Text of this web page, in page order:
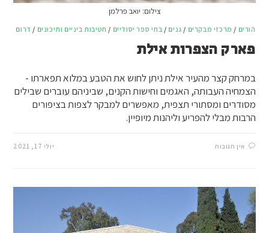
צילום: יואב פרלמן
הורים / מרכזי מבקרים / גנים / בתי ספר יסודיים / חטיבות ביניים ותיכונים / דרום
פארק הצפרות אילת
במרחק קצר מהעיר אילת ניתן לחוש את הטבע במלוא תפארתו -
הצמחיה העבותה, האגמים וחישות הקנים, שביניהם עוברים שבילים
מסודרים ומסתורי תצפית, מאפשרים למבקר לצפות בציפורים
הרבות מבלי להפריע וליהנות מיופיין.
אין תגובות יולי 17, 2021